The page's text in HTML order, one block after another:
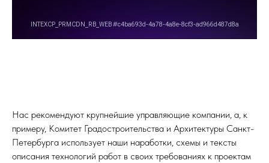
Нас рекомендуют крупнейшие управляющие компании, а, к
примеру, Комитет Градостроительства и Архитектуры Санкт-
Петербурга использует наши наработки, схемы и тексты
описания технологий работ в своих требованиях к проектам